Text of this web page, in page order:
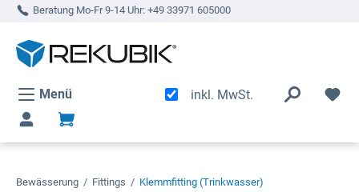
springen
Beratung Mo-Fr 9-14 Uhr: +49 33971 605000
Menü inkl. MwSt.
Bewässerung / Fittings / Klemmfitting (Trinkwasser)